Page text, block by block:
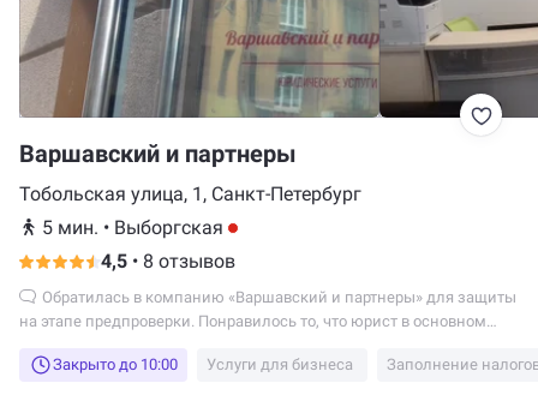
Варшавский и партнеры
Тобольская улица, 1, Санкт-Петербург
5 мин. • Выборгская
4,5 • 8 отзывов
на этапе предпроверки. Понравилось то, что юрист в основном
выполнено в офисе нашего предприятия, что не затронуло
Закрыто до 10:00 Услуги для бизнеса Заполнение